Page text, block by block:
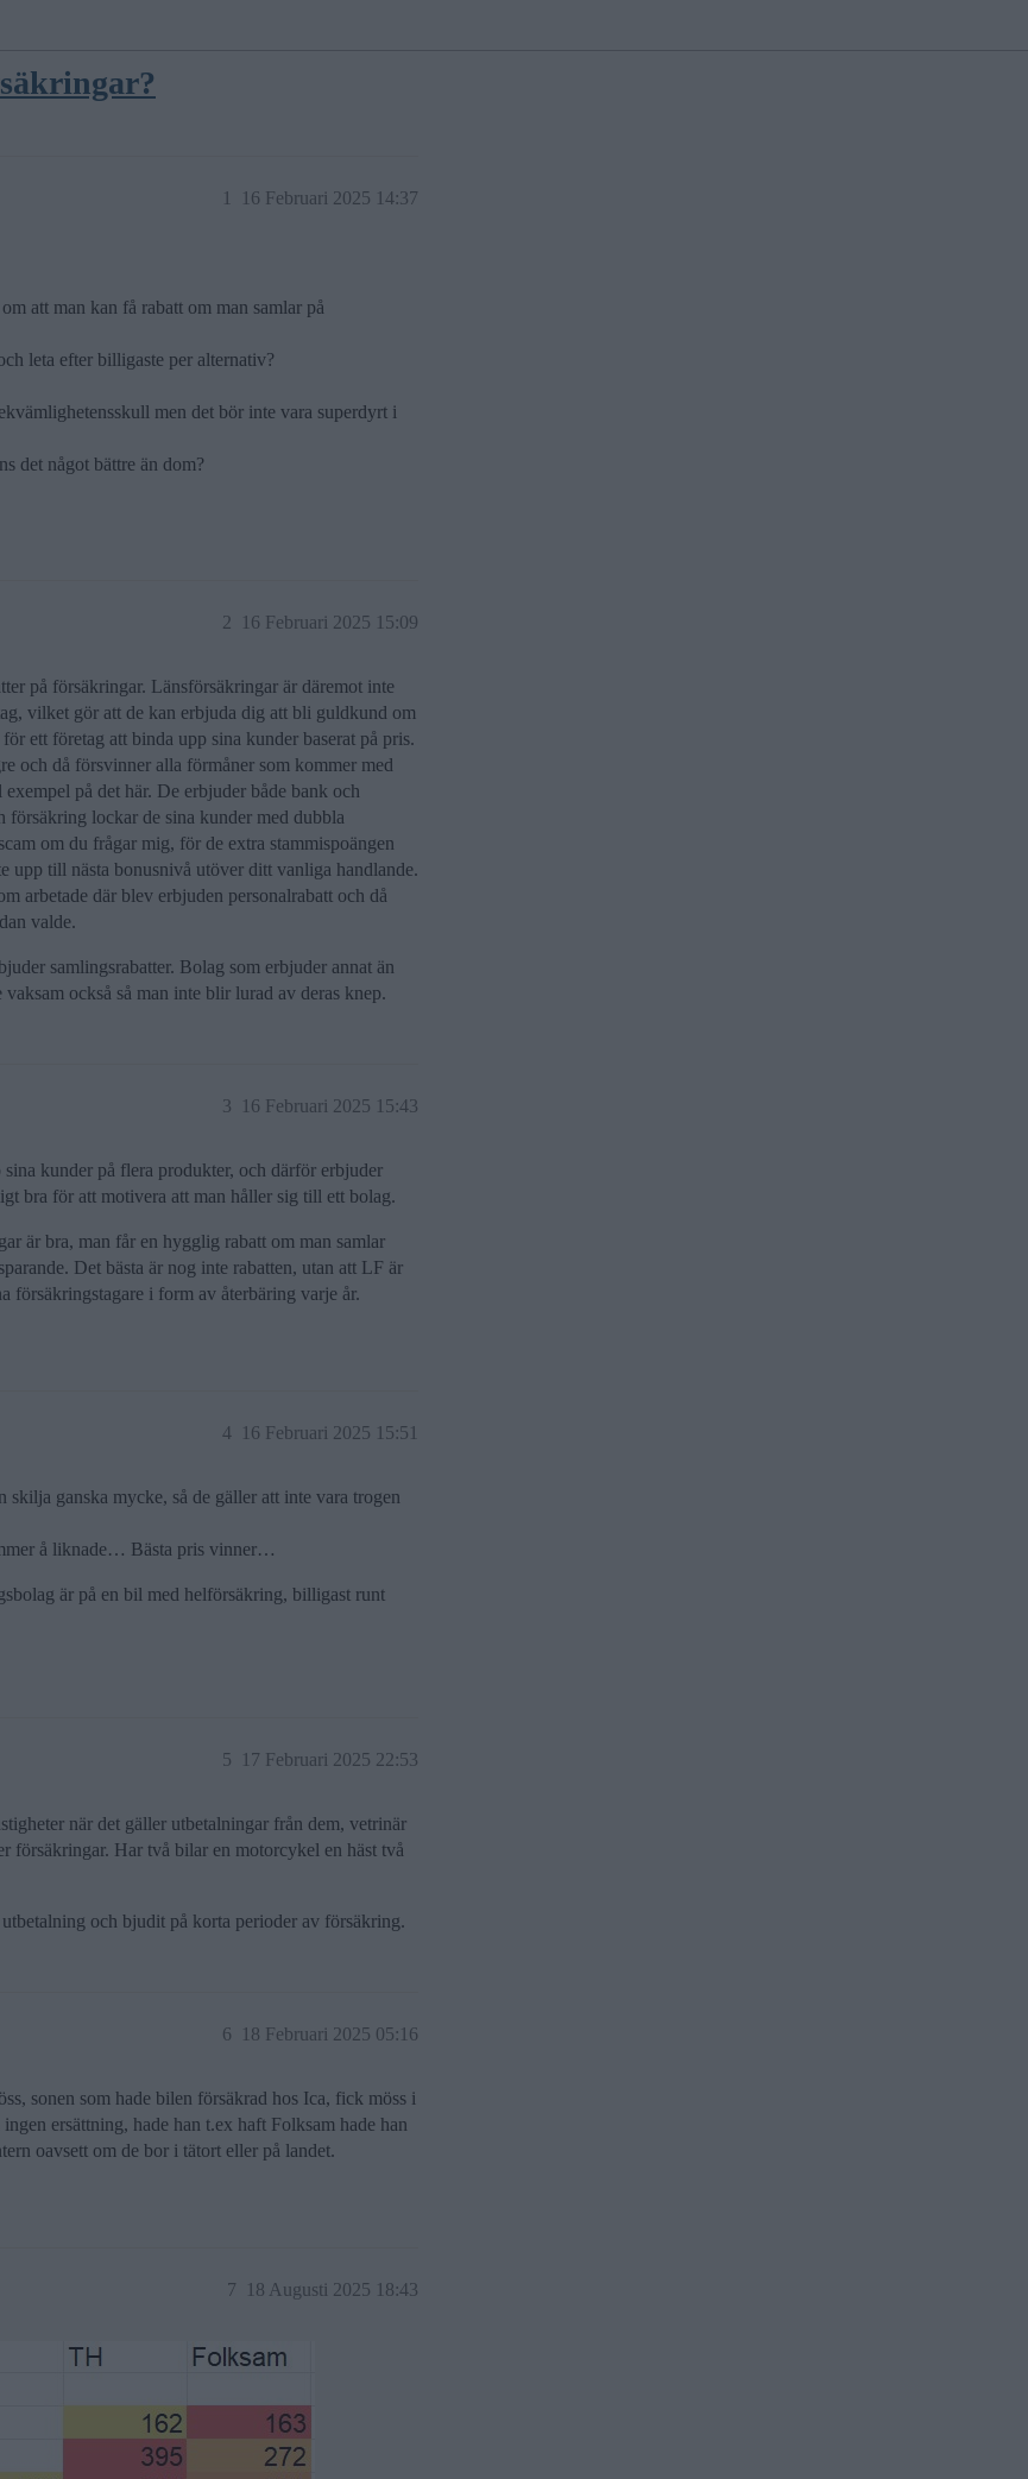
16 Februari 2025 14:37
1
att man kan få rabatt om man samlar på
leta efter billigaste per alternativ?
men det bör inte vara superdyrt i
det något bättre än dom?
16 Februari 2025 15:09
2
på försäkringar. Länsförsäkringar är däremot inte
vilket gör att de kan erbjuda dig att bli guldkund om
ett företag att binda upp sina kunder baserat på pris.
och då försvinner alla förmåner som kommer med
på det här. De erbjuder både bank och
lockar de sina kunder med dubbla
om du frågar mig, för de extra stammispoängen
upp till nästa bonusnivå utöver ditt vanliga handlande.
arbetade där blev erbjuden personalrabatt och då
valde.
samlingsrabatter. Bolag som erbjuder annat än
också så man inte blir lurad av deras knep.
16 Februari 2025 15:43
3
kunder på flera produkter, och därför erbjuder
bra för att motivera att man håller sig till ett bolag.
är bra, man får en hygglig rabatt om man samlar
Det bästa är nog inte rabatten, utan att LF är
försäkringstagare i form av återbäring varje år.
16 Februari 2025 15:51
4
ganska mycke, så de gäller att inte vara trogen
å liknade… Bästa pris vinner…
är på en bil med helförsäkring, billigast runt
17 Februari 2025 22:53
5
när det gäller utbetalningar från dem, vetrinär
Har två bilar en motorcykel en häst två
och bjudit på korta perioder av försäkring.
18 Februari 2025 05:16
6
sonen som hade bilen försäkrad hos Ica, fick möss i
ersättning, hade han t.ex haft Folksam hade han
oavsett om de bor i tätort eller på landet.
18 Augusti 2025 18:43
7